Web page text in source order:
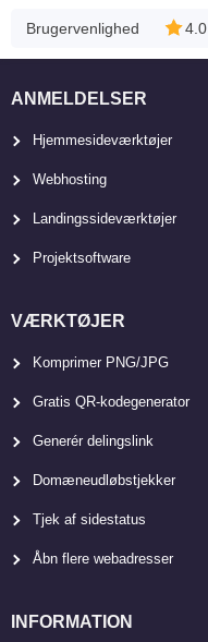
Brugervenlighed 4.0
ANMELDELSER
Hjemmesideværktøjer
Webhosting
Landingssideværktøjer
Projektsoftware
VÆRKTØJER
Komprimer PNG/JPG
Gratis QR-kodegenerator
Generér delingslink
Domæneudløbstjekker
Tjek af sidestatus
Åbn flere webadresser
INFORMATION